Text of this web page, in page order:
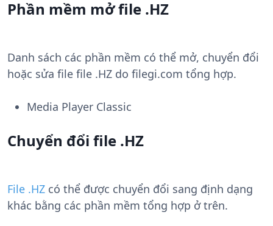
Phần mềm mở file .HZ
Danh sách các phần mềm có thể mở, chuyển đổi
hoặc sửa file file .HZ do filegi.com tổng hợp.
Media Player Classic
Chuyển đổi file .HZ
File .HZ có thể được chuyển đổi sang định dạng
khác bằng các phần mềm tổng hợp ở trên.